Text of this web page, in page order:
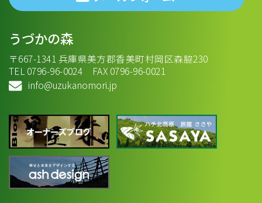
うづかの森
〒667-1341 兵庫県美方郡香美町村岡区森脇230
TEL 0796-96-0024 FAX 0796-96-0021
info@uzukanomori.jp